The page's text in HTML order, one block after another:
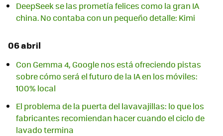
DeepSeek se las prometía felices como la gran IA
china. No contaba con un pequeño detalle: Kimi
06 abril
Con Gemma 4, Google nos está ofreciendo pistas
sobre cómo será el futuro de la IA en los móviles:
100% local
El problema de la puerta del lavavajillas: lo que los
fabricantes recomiendan hacer cuando el ciclo de
lavado termina